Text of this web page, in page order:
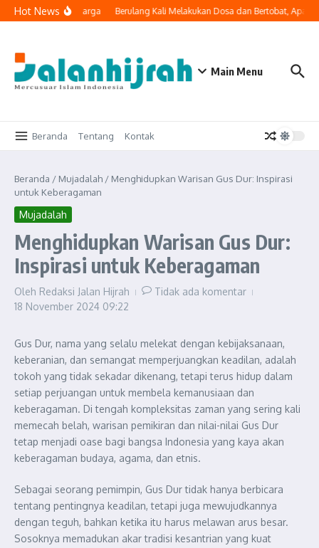
Lewati ke konten
Hot News
ke Ruang Keluarga Berulang Kali Melakukan Dosa dan Bertobat,
Main Menu
Beranda Tentang Kontak
Beranda / Mujadalah / Menghidupkan Warisan Gus Dur: Inspirasi
untuk Keberagaman
Mujadalah
Menghidupkan Warisan Gus Dur:
Inspirasi untuk Keberagaman
Oleh Redaksi Jalan Hijrah
Tidak ada komentar
18 November 2024 09:22
Gus Dur, nama yang selalu melekat dengan kebijaksanaan,
keberanian, dan semangat memperjuangkan keadilan, adalah
tokoh yang tidak sekadar dikenang, tetapi terus hidup dalam
setiap perjuangan untuk membela kemanusiaan dan
keberagaman. Di tengah kompleksitas zaman yang sering kali
memecah belah, warisan pemikiran dan nilai-nilai Gus Dur
tetap menjadi oase bagi bangsa Indonesia yang kaya akan
keberagaman budaya, agama, dan etnis.
Sebagai seorang pemimpin, Gus Dur tidak hanya berbicara
tentang pentingnya keadilan, tetapi juga mewujudkannya
dengan teguh, bahkan ketika itu harus melawan arus besar.
Sosoknya memadukan akar tradisi kesantrian yang kuat